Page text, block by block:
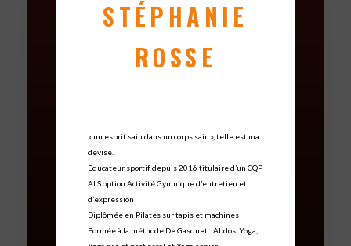
STÉPHANIE
ROSSE
« un esprit sain dans un corps sain », telle est ma
devise.
Educateur sportif depuis 2016 titulaire d’un CQP
ALS option Activité Gymnique d’entretien et
d’expression
Diplômée en Pilates sur tapis et machines
Formée à la méthode De Gasquet : Abdos, Yoga,